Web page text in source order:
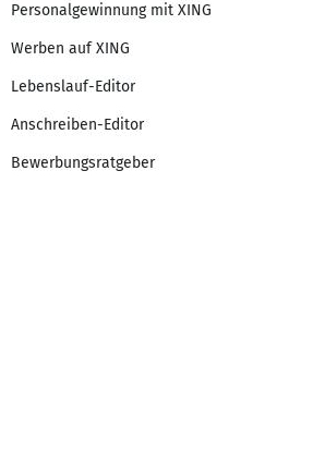
Personalgewinnung mit XING
Werben auf XING
Lebenslauf-Editor
Anschreiben-Editor
Bewerbungsratgeber